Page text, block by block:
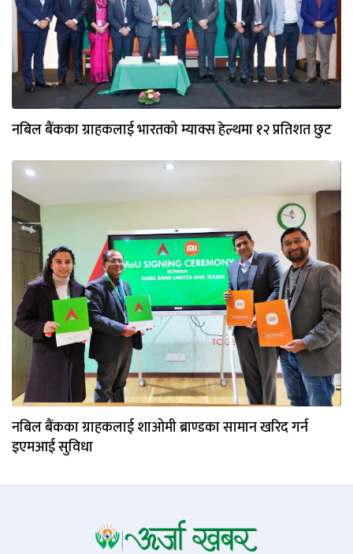
नबिल बैंकका ग्राहकलाई भारतको म्याक्स हेल्थमा १२ प्रतिशत छुट
नबिल बैंकका ग्राहकलाई शाओमी ब्राण्डका सामान खरिद गर्न
इएमआई सुविधा